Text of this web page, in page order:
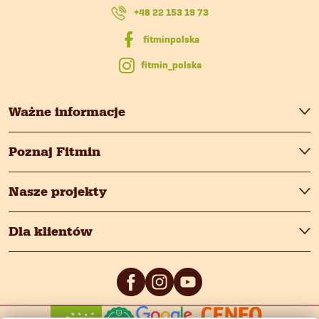
Ważne informacje
Poznaj Fitmin
Nasze projekty
Dla klientów
+48 22 153 19 73
fitmin_polska